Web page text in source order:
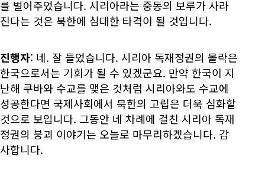
를 벌어주었습니다. 시리아라는 중동의 보루가 사라
진다는 것은 북한에 심대한 타격이 될 것입니다.
진행자: 네. 잘 들었습니다. 시리아 독재정권의 몰락은
한국으로서는 기회가 될 수 있겠군요. 만약 한국이 지
난해 쿠바와 수교를 맺은 것처럼 시리아와도 수교에
성공한다면 국제사회에서 북한의 고립은 더욱 심화할
것으로 보입니다. 그동안 네 차례에 걸친 시리아 독재
정권의 붕괴 이야기는 오늘로 마무리하겠습니다. 감
사합니다.